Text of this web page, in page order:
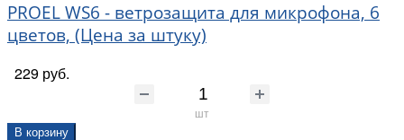
PROEL WS6 - ветрозащита для микрофона, 6
цветов, (Цена за штуку)
229 руб.
шт
В корзину